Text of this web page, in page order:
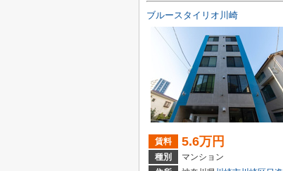
ブルースタイリオ川崎
賃料 5.6万円
種別
マンション